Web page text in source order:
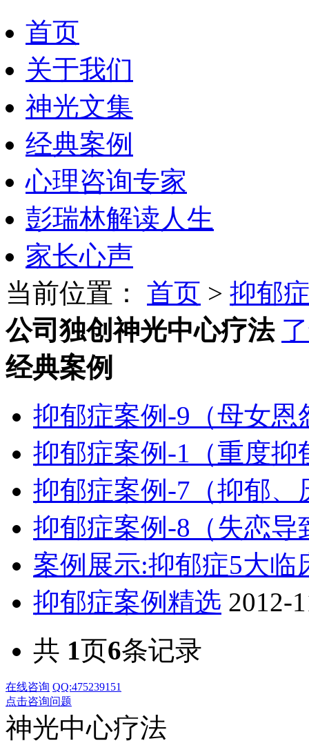
首页
关于我们
神光文集
经典案例
心理咨询专家
彭瑞林解读人生
家长心声
当前位置： 首页 > 抑郁
公司独创神光中心疗法
经典案例
抑郁症案例-9（母女
抑郁症案例-1（重度抑
抑郁症案例-7（抑郁、
抑郁症案例-8（失恋导
案例展示:抑郁症5大临
抑郁症案例精选 2012-
共 1页6条记录
在线咨询 QQ:475239151
点击咨询问题
神光中心疗法